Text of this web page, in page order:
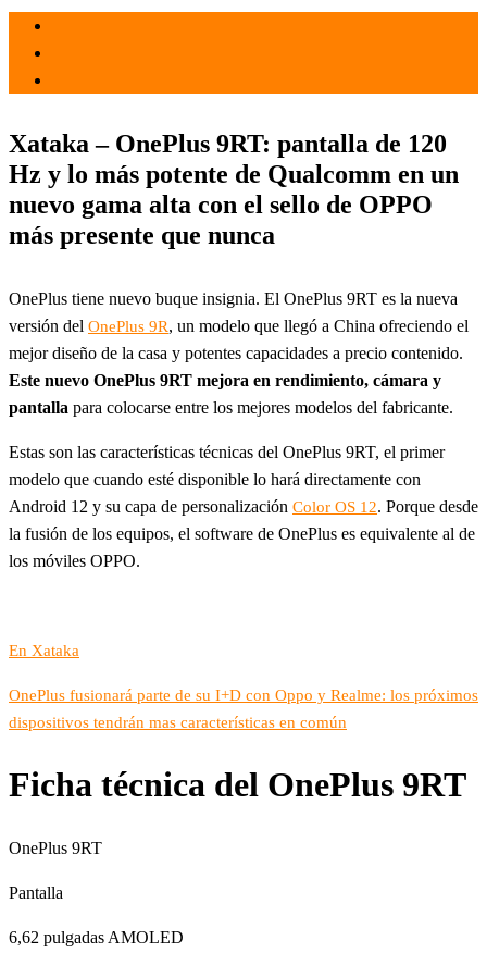
Xataka – OnePlus 9RT: pantalla de 120
Hz y lo más potente de Qualcomm en un
nuevo gama alta con el sello de OPPO
más presente que nunca
OnePlus tiene nuevo buque insignia. El OnePlus 9RT es la nueva
versión del OnePlus 9R, un modelo que llegó a China ofreciendo el
mejor diseño de la casa y potentes capacidades a precio contenido.
Este nuevo OnePlus 9RT mejora en rendimiento, cámara y
pantalla para colocarse entre los mejores modelos del fabricante.
Estas son las características técnicas del OnePlus 9RT, el primer
modelo que cuando esté disponible lo hará directamente con
Android 12 y su capa de personalización Color OS 12. Porque desde
la fusión de los equipos, el software de OnePlus es equivalente al de
los móviles OPPO.
En Xataka
OnePlus fusionará parte de su I+D con Oppo y Realme: los próximos
dispositivos tendrán mas características en común
Ficha técnica del OnePlus 9RT
OnePlus 9RT
Pantalla
6,62 pulgadas AMOLED